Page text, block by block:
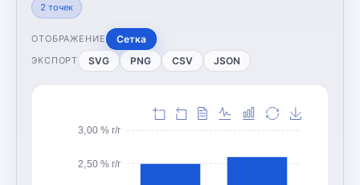
2 точек
ОТОБРАЖЕНИЕ Сетка
ЭКСПОРТ SVG PNG CSV JSON
2,50 % г/г
3,00 % г/г